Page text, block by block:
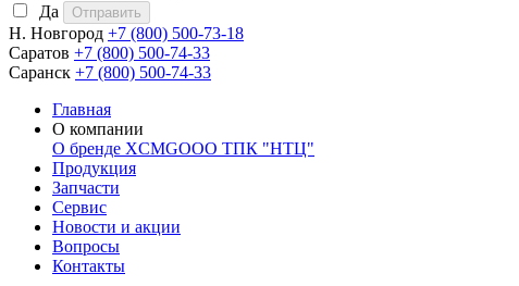
Да
Н. Новгород +7 (800) 500-73-18
Саратов +7 (800) 500-74-33
Саранск +7 (800) 500-74-33
Главная
О компании
О бренде XCMGООО ТПК "НТЦ"
Продукция
Запчасти
Сервис
Новости и акции
Вопросы
Контакты